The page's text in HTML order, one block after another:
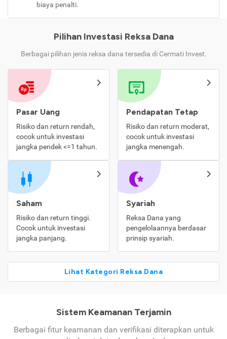
biaya penalti.
Pilihan Investasi Reksa Dana
Berbagai pilihan jenis reksa dana tersedia di Cermati Invest.
Pasar Uang
Risiko dan return rendah,
cocok untuk investasi
jangka pendek <=1 tahun.
Pendapatan Tetap
Risiko dan return moderat,
cocok untuk investasi
jangka menengah.
Saham
Risiko dan return tinggi.
Cocok untuk investasi
jangka panjang.
Syariah
Reksa Dana yang
pengelolaannya berdasar
prinsip syariah.
Lihat Kategori Reksa Dana
Sistem Keamanan Terjamin
Berbagai fitur keamanan dan verifikasi diterapkan untuk